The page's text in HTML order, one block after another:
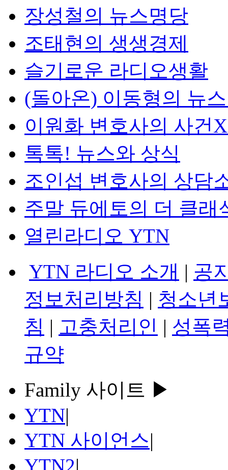
장성철의 뉴스명당
조태현의 생생경제
슬기로운 라디오생활
(돌아온) 이동형의 뉴
이원화 변호사의 사건
톡톡! 뉴스와 상식
조인섭 변호사의 상담
주말 듀에토의 더 클래
열린라디오 YTN
YTN 라디오 소개 | 공
정보처리방침 | 청소년
침 | 고충처리인 | 성폭
규약
Family 사이트 ▶
YTN|
YTN 사이언스|